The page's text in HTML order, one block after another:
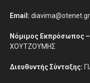
Email:
Νόμιμος Εκπρόσωπος –
ΧΟΥΤΖΟΥΜΗΣ
Διευθυντής Σύνταξης: